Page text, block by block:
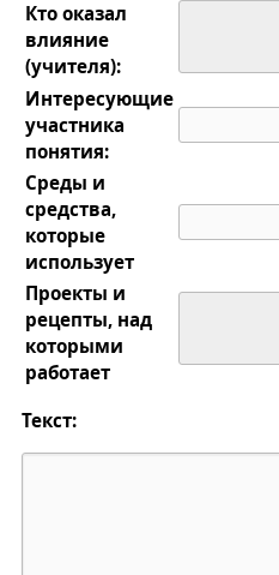
Кто оказал
влияние
(учителя):
Интересующие
участника
понятия:
Среды и
средства,
которые
использует
Проекты и
рецепты, над
которыми
работает
Текст: